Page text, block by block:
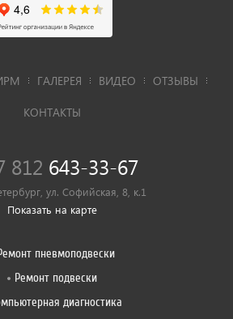
ГАЛЕРЕЯ ВИДЕО ОТЗЫВЫ
КОНТАКТЫ
812 643-33-67
ул. Софийская, 8, к.1
Показать на карте
пневмоподвески
Ремонт подвески
диагностика